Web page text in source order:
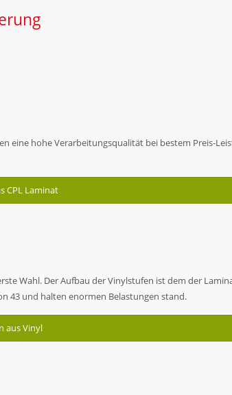
hohe Verarbeitungsqualität bei bestem Preis-
CPL Laminat
Wahl. Der Aufbau der Vinylstufen ist dem der
43 und halten enormen Belastungen stand.
aus Vinyl